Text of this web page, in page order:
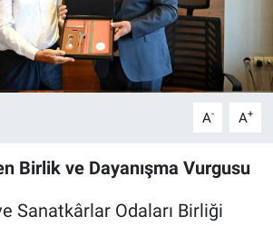
A- A+
Birlik ve Dayanışma Vurgusu
Sanatkârlar Odaları Birliği